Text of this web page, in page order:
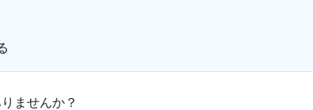
ませんか？